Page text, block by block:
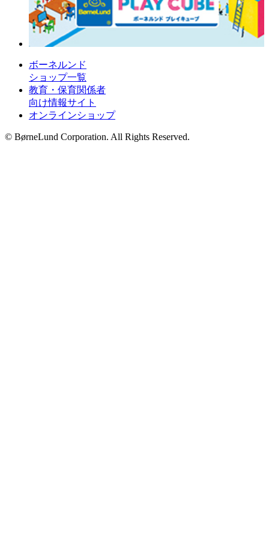
ボーネルンド
ショップ一覧
教育・保育関係者
向け情報サイト
オンラインショップ
© BørneLund Corporation. All Rights Reserved.